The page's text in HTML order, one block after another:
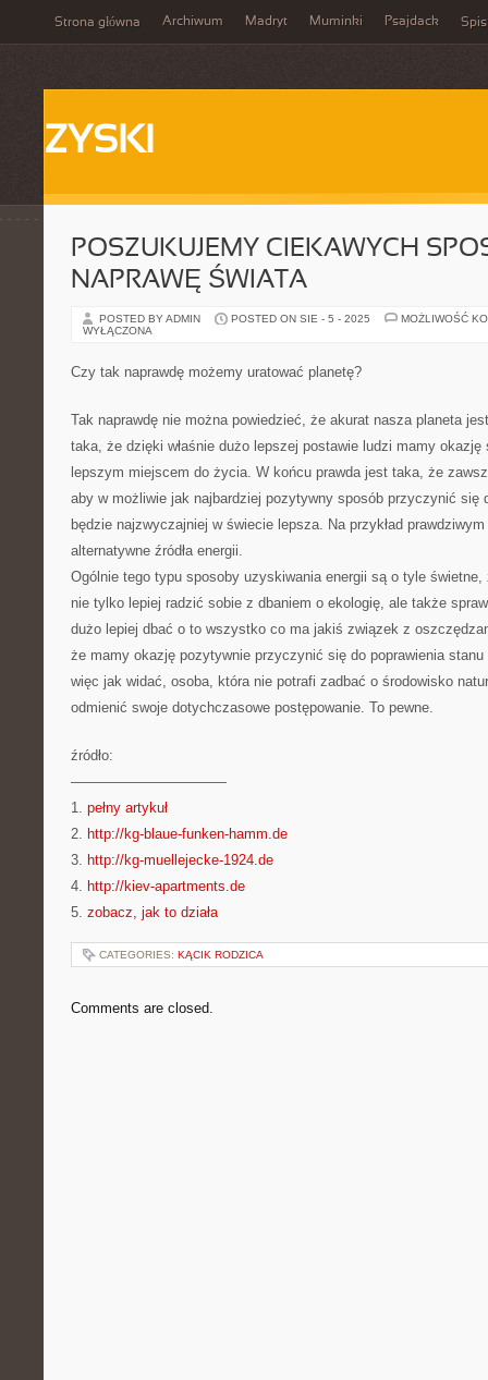
Strona główna Archiwum Madryt Muminki Psajdack Spis
ZYSKI
POSZUKUJEMY CIEKAWYCH
NAPRAWĘ ŚWIATA
POSTED BY ADMIN POSTED ON SIE - 5 - 2025
MOŻLIWOŚĆ
WYŁĄCZONA
Czy tak naprawdę możemy uratować planetę?
Tak naprawdę nie można powiedzieć, że akurat nasza planeta
taka, że dzięki właśnie dużo lepszej postawie ludzi mamy
lepszym miejscem do życia. W końcu prawda jest taka, że
aby w możliwie jak najbardziej pozytywny sposób przyczynić się
będzie najzwyczajniej w świecie lepsza. Na przykład
alternatywne źródła energii.
Ogólnie tego typu sposoby uzyskiwania energii są o tyle
nie tylko lepiej radzić sobie z dbaniem o ekologię, ale także
dużo lepiej dbać o to wszystko co ma jakiś związek z
że mamy okazję pozytywnie przyczynić się do poprawienia stanu
więc jak widać, osoba, która nie potrafi zadbać o środowisko
odmienić swoje dotychczasowe postępowanie. To pewne.
źródło:
———————————
1. pełny artykuł
2. http://kg-blaue-funken-hamm.de
3. http://kg-muellejecke-1924.de
4. http://kiev-apartments.de
5. zobacz, jak to działa
CATEGORIES: KĄCIK RODZICA
Comments are closed.